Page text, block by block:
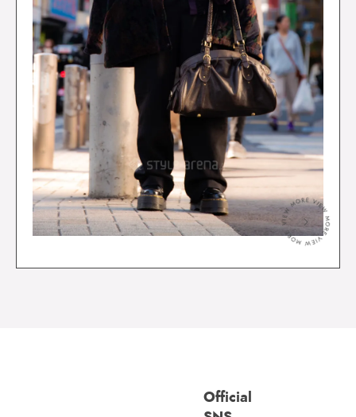
＞
Official